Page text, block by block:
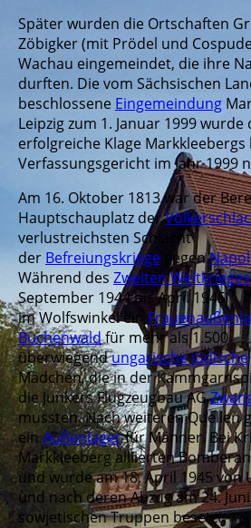
Später wurden die Ortschaften
Zöbigker (mit Prödel und
Wachau eingemeindet, die ihre
durften. Die vom Sächsischen
beschlossene Eingemeindung
Leipzig zum 1. Januar 1999
erfolgreiche Klage Markkleebergs
Verfassungsgericht im Jahr 1999
Am 16. Oktober 1813 war der
Hauptschauplatz der
verlustreichsten Schlacht
der Befreiungskriege gegen
Während des Zweiten Weltkrieges
September 1944 bis April 1945
im Wolfswinkel ein
Buchenwaldfür mehr als 1.500
überwiegendungarische jüdische
Mädchen, die in der
die Junkers Flugzeugbau AG
mussten. Nach weiteren Quellen
einAußenlagerfür Männer. Bei
Markkleeberg alliierten
und wurde am 18. April 1945 von
und nach deren Abzug am 24.
sowjetischen Truppen besetzt.